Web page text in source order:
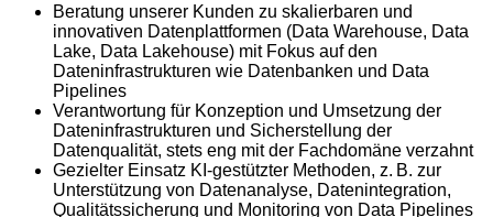
Beratung unserer Kunden zu skalierbaren und
innovativen Datenplattformen (Data Warehouse, Data
Lake, Data Lakehouse) mit Fokus auf den
Dateninfrastrukturen wie Datenbanken und Data
Pipelines
Verantwortung für Konzeption und Umsetzung der
Dateninfrastrukturen und Sicherstellung der
Datenqualität, stets eng mit der Fachdomäne verzahnt
Gezielter Einsatz KI-gestützter Methoden, z. B. zur
Unterstützung von Datenanalyse, Datenintegration,
Qualitätssicherung und Monitoring von Data Pipelines